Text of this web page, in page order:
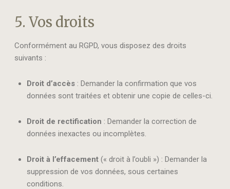
5. Vos droits
Conformément au RGPD, vous disposez des droits
suivants :
Droit d’accès: Demander la confirmation que vos
données sont traitées et obtenir une copie de celles-ci.
Droit de rectification : Demander la correction de
données inexactes ou incomplètes.
Droit à l’effacement(« droit à l’oubli ») : Demander la
suppression de vos données, sous certaines
conditions.